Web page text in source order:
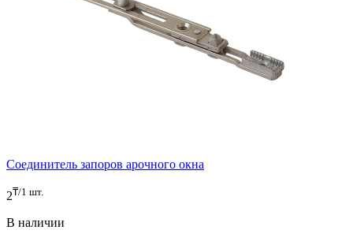
Соединитель запоров арочного окна
2₸/1 шт.
В наличии